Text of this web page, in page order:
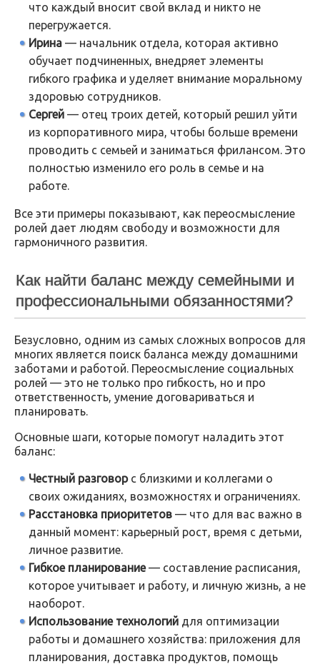
что каждый вносит свой вклад и никто не
перегружается.
Ирина — начальник отдела, которая активно
обучает подчиненных, внедряет элементы
гибкого графика и уделяет внимание моральному
здоровью сотрудников.
Сергей — отец троих детей, который решил уйти
из корпоративного мира, чтобы больше времени
проводить с семьей и заниматься фрилансом. Это
полностью изменило его роль в семье и на
работе.
Все эти примеры показывают, как переосмысление
ролей дает людям свободу и возможности для
гармоничного развития.
Как найти баланс между семейными и
профессиональными обязанностями?
Безусловно, одним из самых сложных вопросов для
многих является поиск баланса между домашними
заботами и работой. Переосмысление социальных
ролей — это не только про гибкость, но и про
ответственность, умение договариваться и
планировать.
Основные шаги, которые помогут наладить этот
баланс:
Честный разговорс близкими и коллегами о
своих ожиданиях, возможностях и ограничениях.
Расстановка приоритетов — что для вас важно в
данный момент: карьерный рост, время с детьми,
личное развитие.
Гибкое планирование— составление расписания,
которое учитывает и работу, и личную жизнь, а не
наоборот.
Использование технологий для оптимизации
работы и домашнего хозяйства: приложения для
планирования, доставка продуктов, помощь